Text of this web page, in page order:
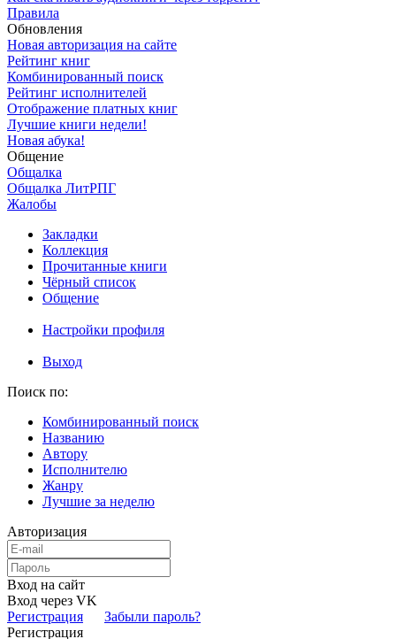
Правила
Обновления
Новая авторизация на сайте
Рейтинг книг
Комбинированный поиск
Рейтинг исполнителей
Отображение платных книг
Лучшие книги недели!
Новая абука!
Общение
Общалка
Общалка ЛитРПГ
Жалобы
Закладки
Коллекция
Прочитанные книги
Чёрный список
Общение
Настройки профиля
Выход
Поиск по:
Комбинированный поиск
Названию
Автору
Исполнителю
Жанру
Лучшие за неделю
Авторизация
Вход на сайт
Вход через VK
Регистрация
Забыли пароль?
Регистрация